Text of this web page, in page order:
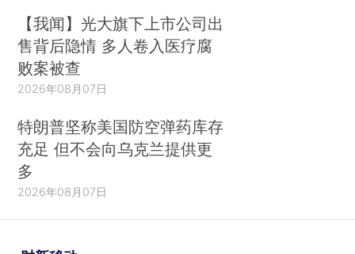
【我闻】光大旗下上市公司出
售背后隐情 多人卷入医疗腐
败案被查
2026年08月07日
特朗普坚称美国防空弹药库存
充足 但不会向乌克兰提供更
多
2026年08月07日